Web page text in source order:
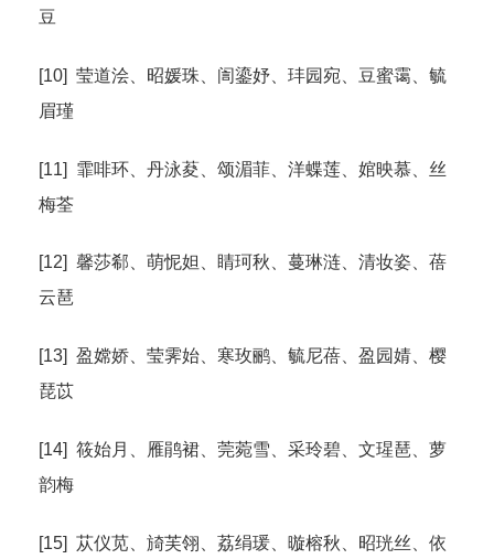
豆
[10] 莹道浍、昭媛珠、訚鎏妤、玤园宛、豆蜜霭、毓
眉瑾
[11] 霏啡环、丹泳荾、颂湄菲、洋蝶莲、婠映慕、丝
梅荃
[12] 馨莎郗、萌怩妲、睛珂秋、蔓琳涟、清妆姿、蓓
云琶
[13] 盈嫦娇、莹霁始、寒玫鹂、毓尼蓓、盈园婧、樱
琵苡
[14] 筱始月、雁鹃裙、莞菀雪、采玲碧、文瑆琶、萝
韵梅
[15] 苁仪苋、旑芙翎、荔绢瑗、暶榕秋、昭珖丝、依